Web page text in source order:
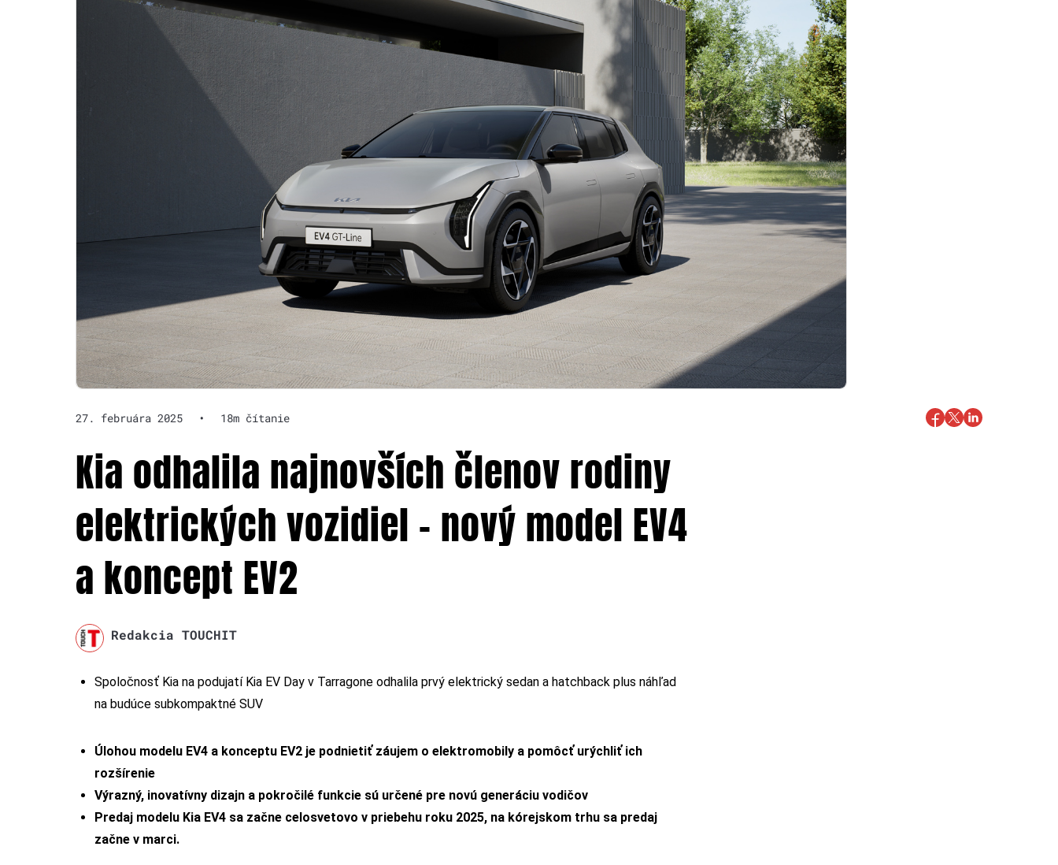
27. februára 2025 • 18m čítanie
Kia odhalila najnovších členov rodiny
elektrických vozidiel – nový model EV4
a koncept EV2
Redakcia TOUCHIT
Spoločnosť Kia na podujatí Kia EV Day v Tarragone odhalila prvý elektrický sedan a hatchback plus náhľad
na budúce subkompaktné SUV
Úlohou modelu EV4 a konceptu EV2 je podnietiť záujem o elektromobily a pomôcť urýchliť ich
rozšírenie
Výrazný, inovatívny dizajn a pokročilé funkcie sú určené pre novú generáciu vodičov
Predaj modelu Kia EV4 sa začne celosvetovo v priebehu roku 2025, na kórejskom trhu sa predaj
začne v marci.